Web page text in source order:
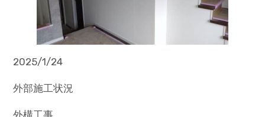
2025/1/24
外部施工状況
外構工事。